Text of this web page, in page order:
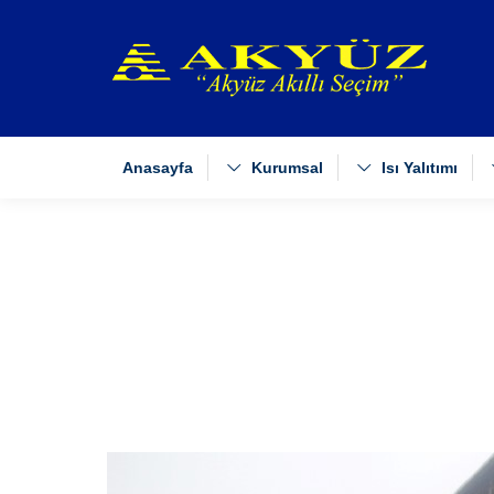
Anasayfa Kurumsal Isı Yalıtımı